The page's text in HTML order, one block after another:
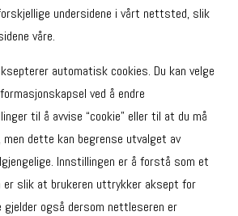
undersidene i vårt nettsted, slik
våre.
automatisk cookies. Du kan velge
ved å endre
til å avvise “cookie” eller til at du må
men dette kan begrense utvalget av
Innstillingen er å forstå som et
er slik at brukeren uttrykker aksept for
gjelder også dersom nettleseren er